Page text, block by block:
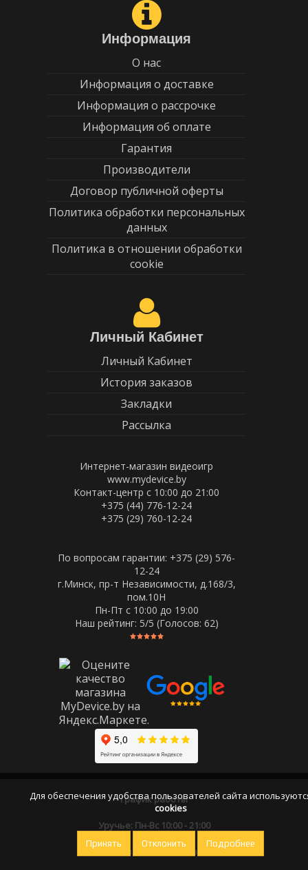
Информация
О нас
Информация о доставке
Информация о рассрочке
Информация об оплате
Гарантия
Производители
Договор публичной оферты
Политика обработки персональных
данных
Политика в отношении обработки
cookie
Личный Кабинет
Личный Кабинет
История заказов
Закладки
Рассылка
Интернет-магазин видеоигр
www.mydevice.by
Контакт-центр с 10:00 до 21:00
+375 (44) 776-12-24
+375 (29) 760-12-24
По вопросам гарантии: +375 (29) 576-
12-24
г.Минск, пр-т Независимости, д.168/3,
пом.10Н
Пн-Пт c 10:00 до 19:00
Наш рейтинг: 5/5 (Голосов: 62)
График работы
Уручье: Пн-Вс 10:00 - 21:00
Оставайтесь на связи
Для обеспечения удобства пользователей сайта
cookies
Принять Отклонить Подробнее